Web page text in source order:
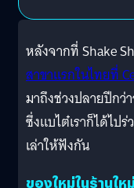
หลังจากที่ Shake
สาขาแรกในไทยที่
มาถึงช่วงปลายปีกว่
ซึ่งแบไต๋เราก็ได้ไป
เล่าให้ฟังกัน
ของใหม่ในร้านให